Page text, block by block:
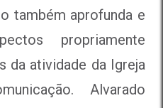
também aprofunda e
propriamente
da atividade da Igreja
Alvarado